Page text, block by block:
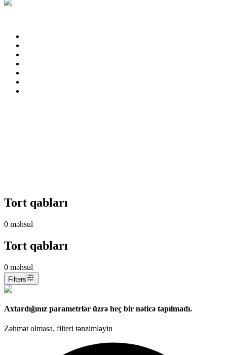
Tort qabları
0 məhsul
Tort qabları
0 məhsul
Filters
Axtardığınız parametrlər üzrə heç bir nəticə tapılmadı.
Zəhmət olmasa, filteri tənzimləyin